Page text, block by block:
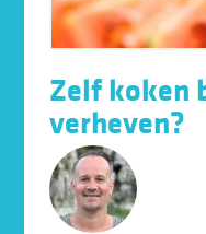
Zelf koken
verheven?